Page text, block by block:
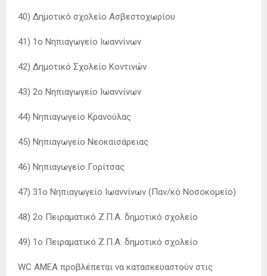
40) Δημοτικό σχολείο Ασβεστοχωρίου
41) 1ο Νηπιαγωγείο Ιωαννίνων
42) Δημοτικό Σχολείο Κοντινών
43) 2ο Νηπιαγωγείο Ιωαννίνων
44) Νηπιαγωγείο Κρανούλας
45) Νηπιαγωγείο Νεοκαισάρειας
46) Νηπιαγωγείο Γορίτσας
47) 31ο Νηπιαγωγείο Ιωαννίνων (Παν/κό Νοσοκομείο)
48) 2ο Πειραματικό Ζ.Π.Α. δημοτικό σχολείο
49) 1ο Πειραματικό Ζ.Π.Α. δημοτικό σχολείο
WC ΑΜΕΑ προβλέπεται να κατασκευαστούν στις